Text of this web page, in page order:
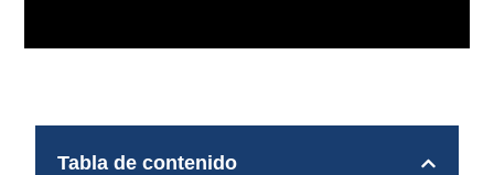
Tabla de contenido